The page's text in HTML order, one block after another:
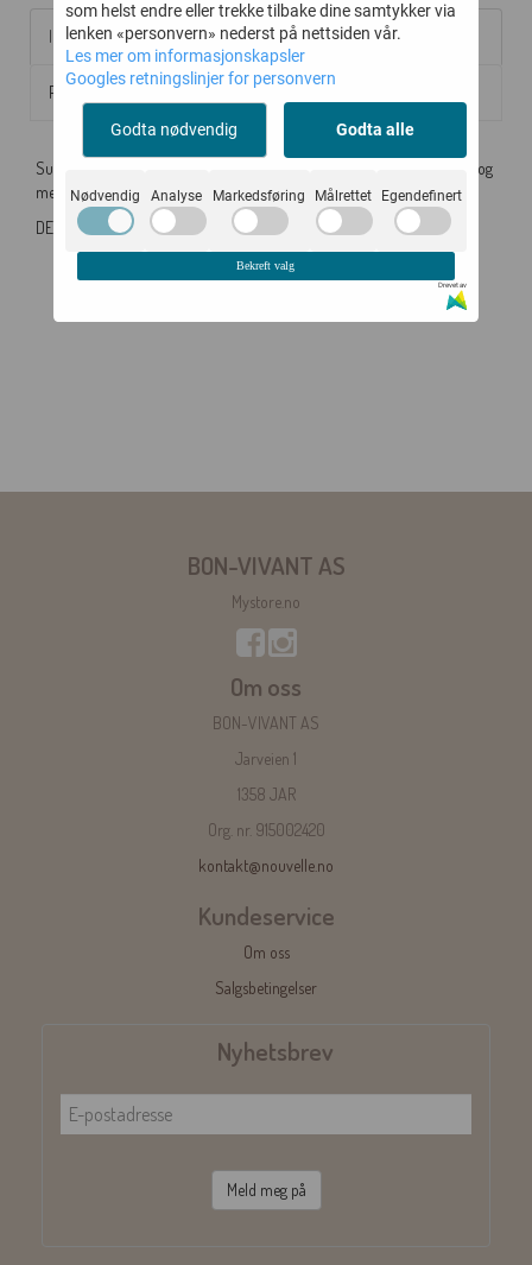
Informasjon
Produsent
Superlekre øredobber fra Orelia med en nydelig stjerne på øreflippen og
med et flott heng under bestående av en stor firkantet krystall.
DETALJER
høyde: 27mm
BON-VIVANT AS
Mystore.no
Om oss
BON-VIVANT AS
Jarveien 1
1358 JAR
Org. nr. 915002420
kontakt@nouvelle.no
Kundeservice
Om oss
Salgsbetingelser
Nyhetsbrev
Meld meg på
som helst endre eller trekke tilbake dine samtykker via
lenken «personvern» nederst på nettsiden vår.
Les mer om informasjonskapsler
Googles retningslinjer for personvern
Godta nødvendig Godta alle
Nødvendig Analyse Markedsføring Målrettet Egendefinert
Bekreft valg
Drevet av